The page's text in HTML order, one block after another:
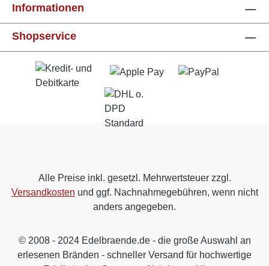
Informationen
Shopservice
Alle Preise inkl. gesetzl. Mehrwertsteuer zzgl.
Versandkosten und ggf. Nachnahmegebühren, wenn nicht
anders angegeben.
© 2008 - 2024 Edelbraende.de - die große Auswahl an
erlesenen Bränden - schneller Versand für hochwertige